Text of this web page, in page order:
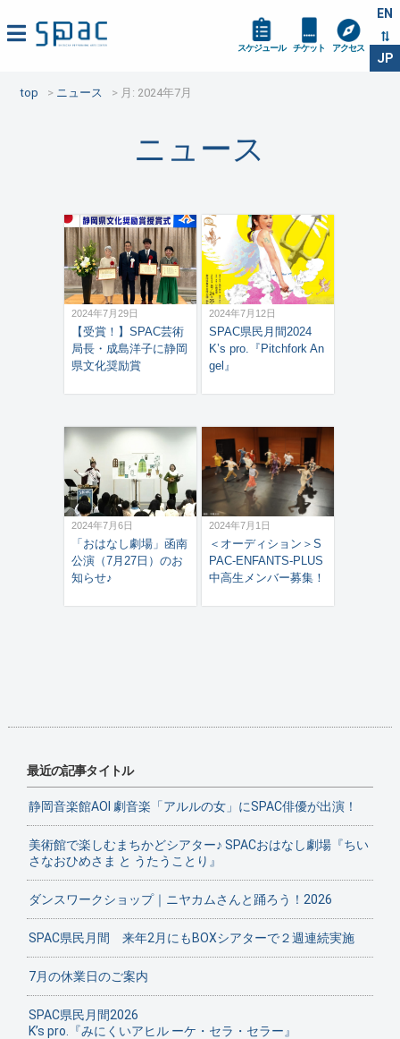
EN
JP
スケジュール チケット アクセス
top ニュース 月: 2024年7月
ニュース
2024年7月29日
【受賞！】SPAC芸術
局長・成島洋子に静岡
県文化奨励賞
2024年7月12日
SPAC県民月間2024
K’s pro.『Pitchfork An
gel』
2024年7月6日
「おはなし劇場」函南
公演（7月27日）のお
知らせ♪
2024年7月1日
＜オーディション＞S
PAC-ENFANTS-PLUS
中高生メンバー募集！
最近の記事タイトル
静岡音楽館AOI 劇音楽「アルルの女」にSPAC俳優が出演！
美術館で楽しむまちかどシアター♪ SPACおはなし劇場『ちい
さなおひめさま と うたうことり』
ダンスワークショップ｜ニヤカムさんと踊ろう！2026
SPAC県民月間 来年2月にもBOXシアターで２週連続実施
7月の休業日のご案内
SPAC県民月間2026
K’s pro.『みにくいアヒル ーケ・セラ・セラー』